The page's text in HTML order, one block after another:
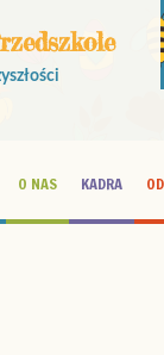
O NAS KADRA